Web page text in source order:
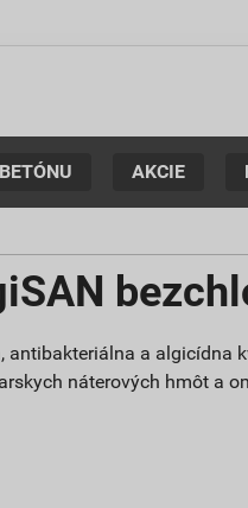
AKCIE
antibakteriálna a algicídna
náterových hmôt a